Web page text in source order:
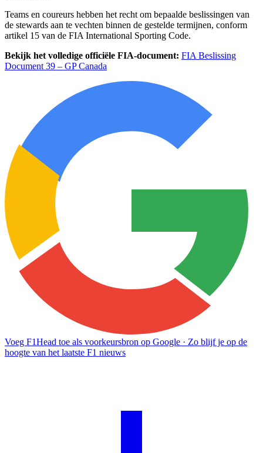
Teams en coureurs hebben het recht om bepaalde beslissingen van
de stewards aan te vechten binnen de gestelde termijnen, conform
artikel 15 van de FIA International Sporting Code.
Bekijk het volledige officiële FIA-document: FIA Beslissing
Document 39 – GP Canada
Voeg F1Head toe als voorkeursbron op Google · Zo blijf je op de
hoogte van het laatste F1 nieuws